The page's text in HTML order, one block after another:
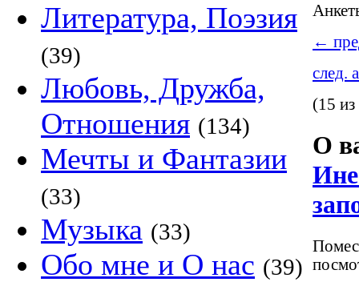
Литература, Поэзия
(39)
Любовь, Дружба,
Отношения (134)
Мечты и Фантазии
(33)
Музыка (33)
Обо мне и О нас (39)
←
след.
(15
О